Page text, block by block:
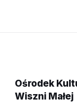
Ośrodek
Wiszni Małej